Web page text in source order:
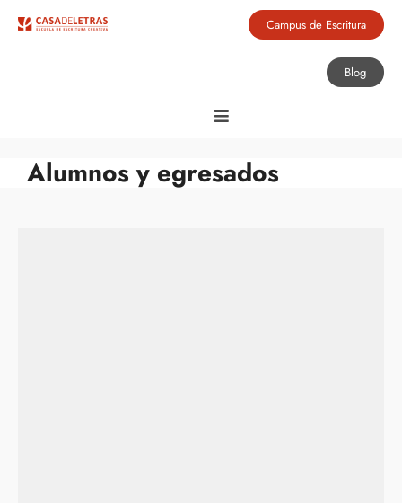
Campus de Escritura
Blog
Alumnos y egresados